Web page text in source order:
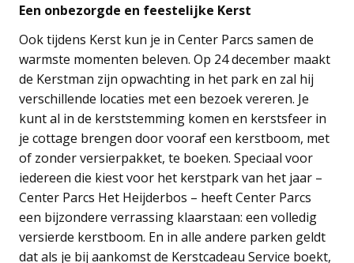
Een onbezorgde en feestelijke Kerst
Ook tijdens Kerst kun je in Center Parcs samen de
warmste momenten beleven. Op 24 december maakt
de Kerstman zijn opwachting in het park en zal hij
verschillende locaties met een bezoek vereren. Je
kunt al in de kerststemming komen en kerstsfeer in
je cottage brengen door vooraf een kerstboom, met
of zonder versierpakket, te boeken. Speciaal voor
iedereen die kiest voor het kerstpark van het jaar –
Center Parcs Het Heijderbos – heeft Center Parcs
een bijzondere verrassing klaarstaan: een volledig
versierde kerstboom. En in alle andere parken geldt
dat als je bij aankomst de Kerstcadeau Service boekt,